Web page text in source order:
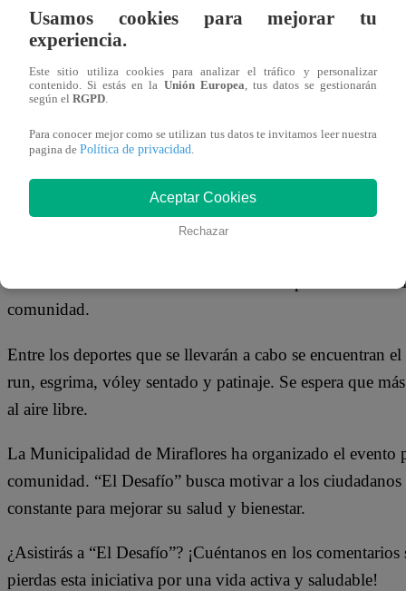
25 de abril 2023
llamada “El Desafío”. La iniciativa busca promover la
comunidad.
Entre los deportes que se llevarán a cabo se encuentran
run, esgrima, vóley sentado y patinaje. Se espera que
al aire libre.
La Municipalidad de Miraflores ha organizado el evento
comunidad. “El Desafío” busca motivar a los
constante para mejorar su salud y bienestar.
¿Asistirás a “El Desafío”? ¡Cuéntanos en los
pierdas esta iniciativa por una vida activa y saludable!
Usamos cookies para mejorar tu
experiencia.
Este sitio utiliza cookies para analizar el tráfico y personalizar
contenido. Si estás en la Unión Europea, tus datos se gestionarán
según el RGPD.
Para conocer mejor como se utilizan tus datos te invitamos leer nuestra
pagina de Política de privacidad.
Aceptar Cookies
Rechazar